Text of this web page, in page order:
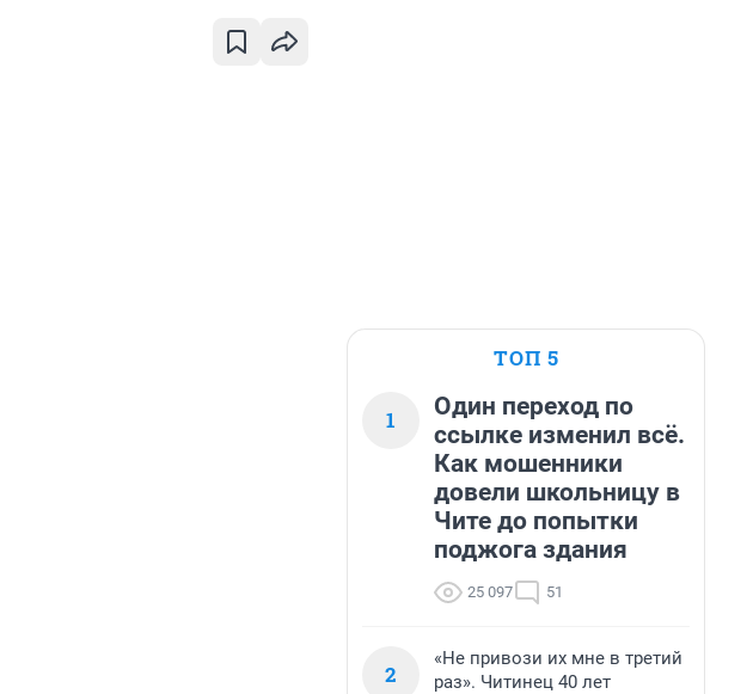
ТОП 5
1
Один переход по
ссылке изменил всё.
Как мошенники
довели школьницу в
Чите до попытки
поджога здания
25 097 51
2
«Не привози их мне в третий
раз». Читинец 40 лет